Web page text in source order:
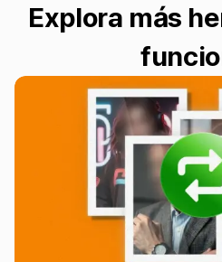
Explora más